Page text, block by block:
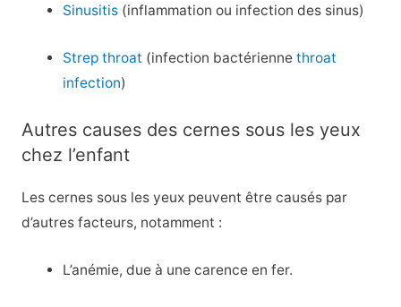
Sinusitis (inflammation ou infection des sinus)
Strep throat (infection bactériennethroat
infection)
Autres causes des cernes sous les yeux
chez l’enfant
Les cernes sous les yeux peuvent être causés par
d’autres facteurs, notamment :
L’anémie, due à une carence en fer.